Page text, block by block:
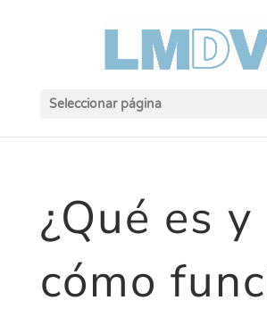
Seleccionar página
¿Qué es y
cómo